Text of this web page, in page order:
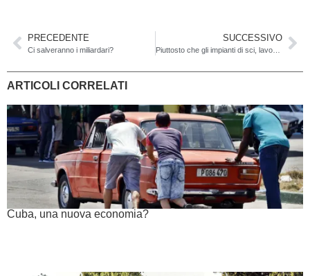
PRECEDENTE
Ci salveranno i miliardari?
SUCCESSIVO
Piuttosto che gli impianti di sci, lavoriamo per riaprire le università
ARTICOLI CORRELATI
Cuba, una nuova economia?